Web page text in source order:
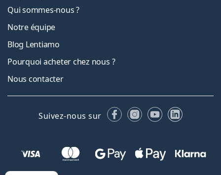
Qui sommes-nous ?
Notre équipe
Blog Lentiamo
Pourquoi acheter chez nous ?
Nous contacter
Suivez-nous sur FacebookInstagram
YouTubeLinkedIn